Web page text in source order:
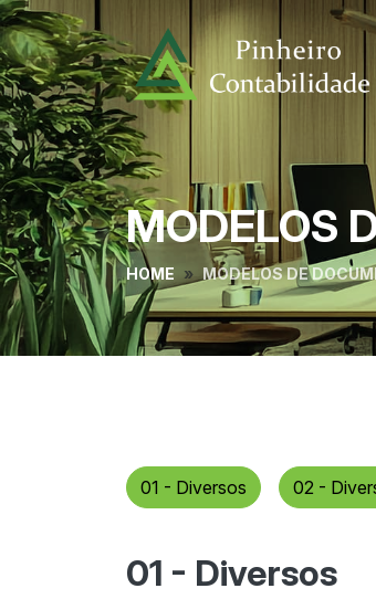
MODELOS
HOME MODELOS DE
01 - Diversos 02 -
01 - Diversos